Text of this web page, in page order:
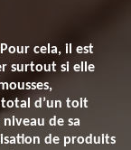
cela, il est
surtout si elle
total d’un toit
de sa
de produits